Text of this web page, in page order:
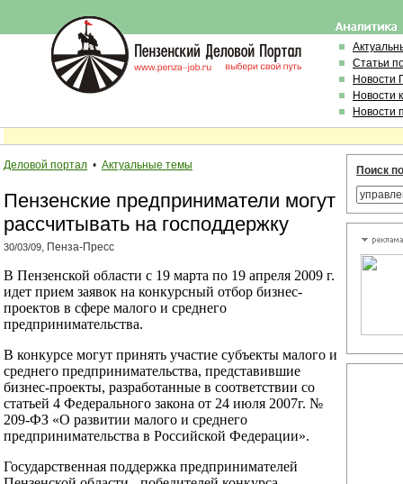
Статьи
Новости
Новости
Новости
Деловой портал • Актуальные темы
Пензенские предприниматели могут
рассчитывать на господдержку
30/03/09, Пенза-Пресс
В Пензенской области с 19 марта по 19 апреля 2009 г.
идет прием заявок на конкурсный отбор бизнес-
проектов в сфере малого и среднего
предпринимательства.
В конкурсе могут принять участие субъекты малого и
среднего предпринимательства, представившие
бизнес-проекты, разработанные в соответствии со
статьей 4 Федерального закона от 24 июля 2007г. №
209-ФЗ «О развитии малого и среднего
предпринимательства в Российской Федерации».
Государственная поддержка предпринимателей
Поиск